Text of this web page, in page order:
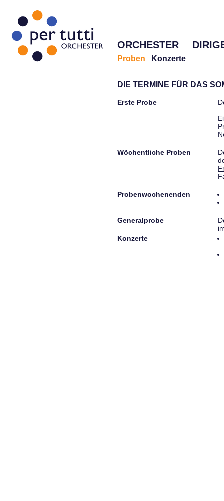
ORCHESTER
Proben Konzerte
DIE TERMINE FÜR DAS
Erste Probe
Wöchentliche Proben
Probenwochenenden
Generalprobe
Konzerte